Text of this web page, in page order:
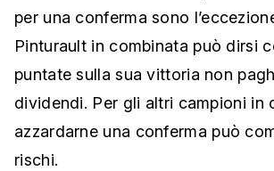
per una conferma sono
Pinturault in combinata può dirsi
puntate sulla sua vittoria non
dividendi. Per gli altri campioni in
azzardarne una conferma può
rischi.